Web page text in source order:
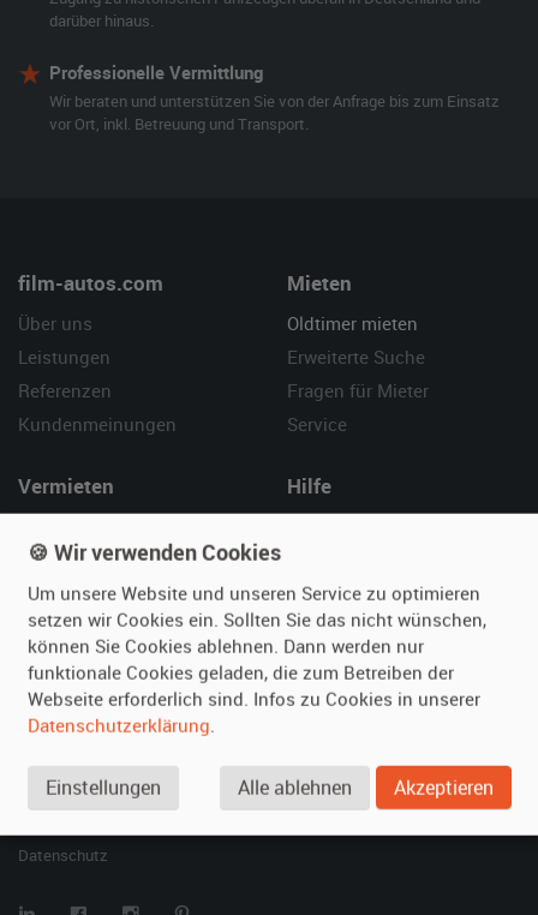
darüber hinaus.
Professionelle Vermittlung
Wir beraten und unterstützen Sie von der Anfrage bis zum Einsatz
vor Ort, inkl. Betreuung und Transport.
film-autos.com
Über uns
Leistungen
Referenzen
Kundenmeinungen
Mieten
Oldtimer mieten
Erweiterte Suche
Fragen für Mieter
Service
Vermieten
Fotos senden
Fragen für Vermieter
Inserat verwalten
Hilfe
Kontakt
SPECIAL
Berühmte Filmautos –
Datenschutz
🍪 Wir verwenden Cookies
Um unsere Website und unseren Service zu optimieren
setzen wir Cookies ein. Sollten Sie das nicht wünschen,
können Sie Cookies ablehnen. Dann werden nur
funktionale Cookies geladen, die zum Betreiben der
Webseite erforderlich sind. Infos zu Cookies in unserer
Datenschutzerklärung.
Einstellungen Alle ablehnen Akzeptieren